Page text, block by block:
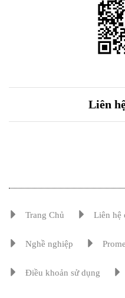
Liên
Trang Chủ Liên hệ
Nghề nghiệp
Điều khoản sử dụng